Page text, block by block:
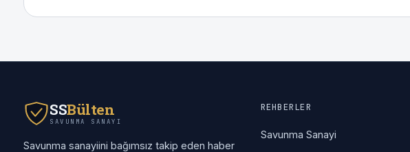
SSBülten
SAVUNMA SANAYI
Savunma sanayiini bağımsız takip eden haber
REHBERLER
Savunma Sanayi